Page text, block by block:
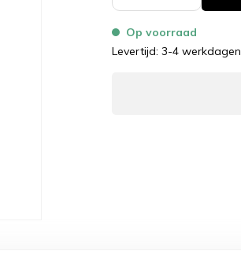
Op voorraad
Levertijd: 3-4 werkdagen